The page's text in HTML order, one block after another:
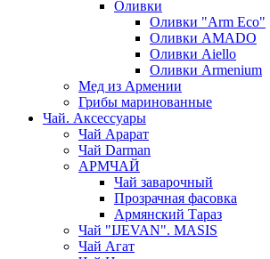
Оливки
Оливки "Arm Eco"
Оливки AMADO
Оливки Aiello
Оливки Armenium
Мед из Армении
Грибы маринованные
Чай. Аксессуары
Чай Арарат
Чай Darman
АРМЧАЙ
Чай заварочный
Прозрачная фасовка
Армянский Тараз
Чай "IJEVAN". MASIS
Чай Агат